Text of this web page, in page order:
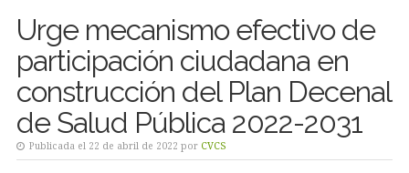
Urge mecanismo efectivo de
participación ciudadana en
construcción del Plan Decenal
de Salud Pública 2022-2031
Publicada el 22 de abril de 2022 por CVCS